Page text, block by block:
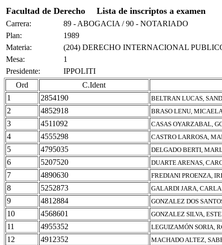
Facultad de Derecho Lista de inscriptos a examen
Carrera:
89 - ABOGACIA / 90 - NOTARIADO
Plan:
1989
Materia:
(204) DERECHO INTERNACIONAL
Mesa:
1
Presidente:
IPPOLITI
Ord
C.Ident
1
2854190 BELTRAN LUCAS,
2 4852918 BRASO LENU,
3 4511092 CASAS OYARZABAL,
4 4555298 CASTRO LARROSA,
5 4795035 DELGADO BERTI,
6 5207520 DUARTE ARENAS,
7 4890630 FREDIANI PROENZA,
8 5252873 GALARDI JARA,
9 4812884 GONZALEZ DOS
10 4568601 GONZALEZ SILVA,
11 4955352 LEGUIZAMÓN SORIA,
12 4912352 MACHADO ALTEZ,